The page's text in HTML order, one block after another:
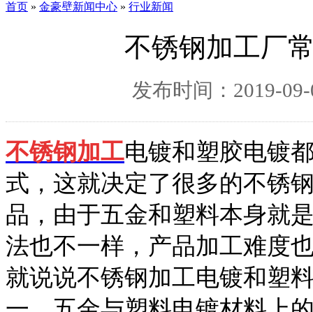
首页 » 金豪壁新闻中心 » 行业新闻
不锈钢加工厂
发布时间：2019-
不锈钢加工电镀和塑胶电镀
式，这就决定了很多的不锈
品，由于五金和塑料本身就
法也不一样，产品加工难度
就说说不锈钢加工电镀和塑